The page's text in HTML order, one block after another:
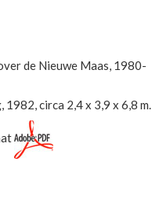
de Nieuwe Maas, 1980-
circa 2,4 x 3,9 x 6,8 m.